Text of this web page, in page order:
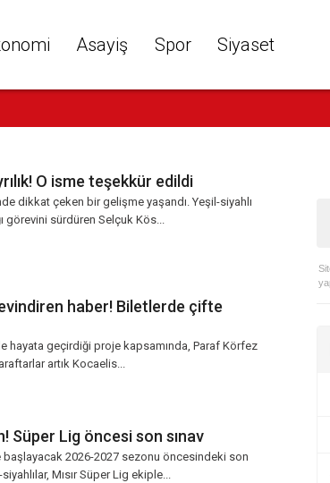
Asayiş Spor Siyaset
O isme teşekkür edildi
dikkat çeken bir gelişme yaşandı. Yeşil-siyahlı
görevini sürdüren Selçuk Kös...
haber! Biletlerde çifte
hayata geçirdiği proje kapsamında, Paraf Körfez
artık Kocaelis...
Süper Lig öncesi son sınav
başlayacak 2026-2027 sezonu öncesindeki son
Mısır Süper Lig ekiple...